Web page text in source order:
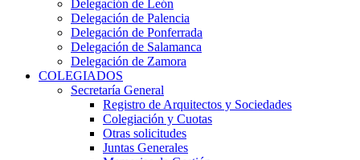
Delegación de León
Delegación de Palencia
Delegación de Ponferrada
Delegación de Salamanca
Delegación de Zamora
COLEGIADOS
Secretaría General
Registro de Arquitectos y Sociedades
Colegiación y Cuotas
Otras solicitudes
Juntas Generales